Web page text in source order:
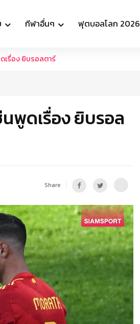
กีฬาอื่นๆ ฟุตบอลโลก 2026
เรื่อง ยิบรอลตาร์
นพูดเรื่อง ยิบรอล
Share